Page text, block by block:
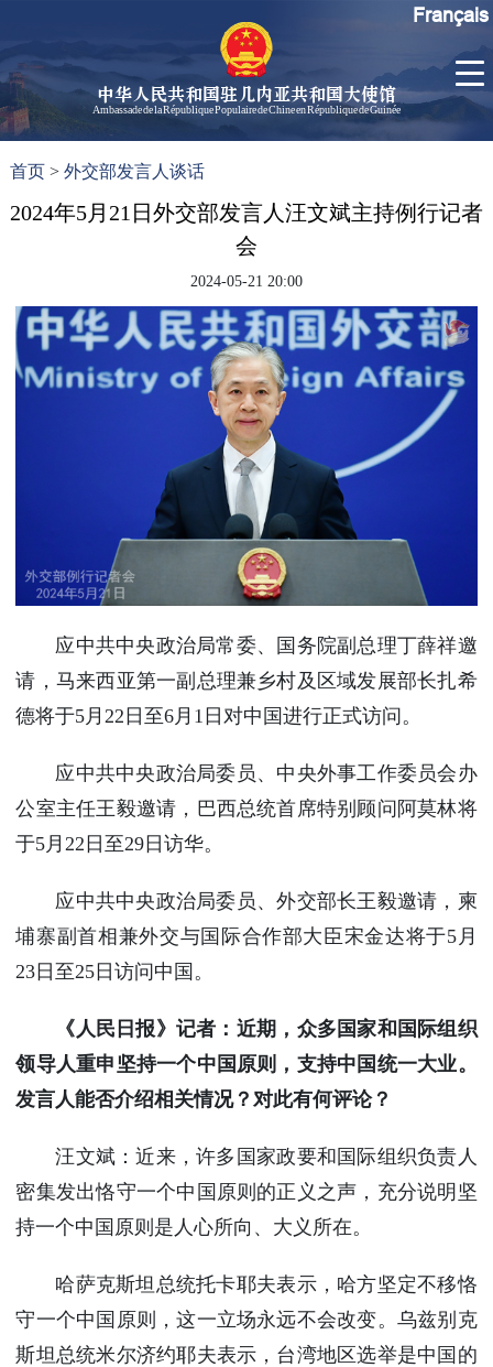
中华人民共和国驻几内亚共和国大使馆
Ambassade de la République Populaire de Chine en République de Guinée
大使信
辞
孙勇大
使简历
内亚大
使
使馆信
息
人
联系方
式
影
几
Français
首页 >外交部发言人谈话
2024年5月21日外交部发言人汪文斌主持例行记者
会
2024-05-21 20:00
应中共中央政治局常委、国务院副总理丁薛祥邀
请，马来西亚第一副总理兼乡村及区域发展部长扎希
德将于5月22日至6月1日对中国进行正式访问。
应中共中央政治局委员、中央外事工作委员会办
公室主任王毅邀请，巴西总统首席特别顾问阿莫林将
于5月22日至29日访华。
应中共中央政治局委员、外交部长王毅邀请，柬
埔寨副首相兼外交与国际合作部大臣宋金达将于5月
23日至25日访问中国。
《人民日报》记者：近期，众多国家和国际组织
领导人重申坚持一个中国原则，支持中国统一大业。
发言人能否介绍相关情况？对此有何评论？
汪文斌：近来，许多国家政要和国际组织负责人
密集发出恪守一个中国原则的正义之声，充分说明坚
持一个中国原则是人心所向、大义所在。
哈萨克斯坦总统托卡耶夫表示，哈方坚定不移恪
守一个中国原则，这一立场永远不会改变。乌兹别克
斯坦总统米尔济约耶夫表示，台湾地区选举是中国的